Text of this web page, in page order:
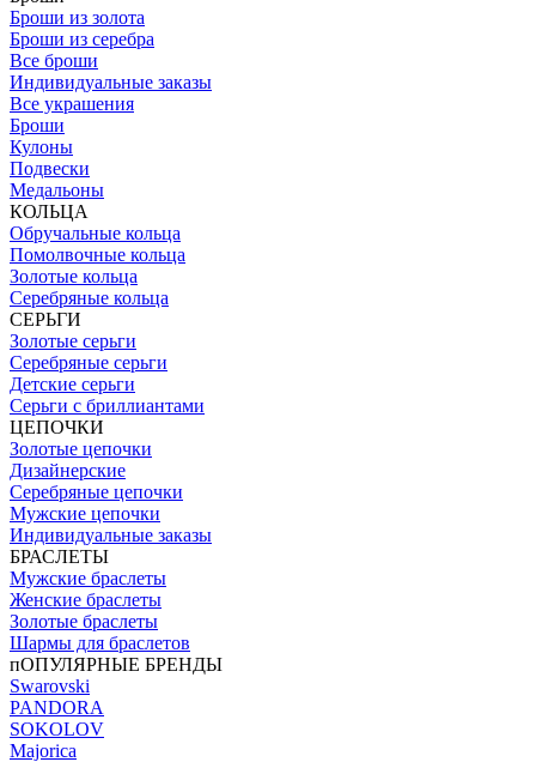
Броши из золота
Броши из серебра
Все броши
Индивидуальные заказы
Все украшения
Броши
Кулоны
Подвески
Медальоны
КОЛЬЦА
Обручальные кольца
Помолвочные кольца
Золотые кольца
Серебряные кольца
СЕРЬГИ
Золотые серьги
Серебряные серьги
Детские серьги
Серьги с бриллиантами
ЦЕПОЧКИ
Золотые цепочки
Дизайнерские
Серебряные цепочки
Мужские цепочки
Индивидуальные заказы
БРАСЛЕТЫ
Мужские браслеты
Женские браслеты
Золотые браслеты
Шармы для браслетов
пОПУЛЯРНЫЕ БРЕНДЫ
Swarovski
PANDORA
SOKOLOV
Majorica